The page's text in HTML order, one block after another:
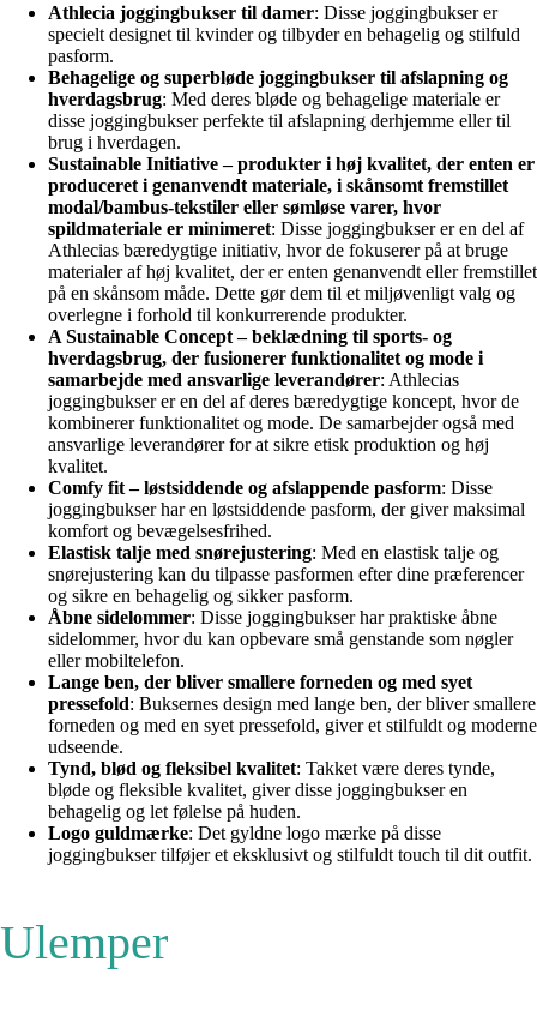
Athlecia joggingbukser til damer: Disse joggingbukser er
specielt designet til kvinder og tilbyder en behagelig og stilfuld
pasform.
Behagelige og superbløde joggingbukser til afslapning og
hverdagsbrug: Med deres bløde og behagelige materiale er
disse joggingbukser perfekte til afslapning derhjemme eller til
brug i hverdagen.
Sustainable Initiative – produkter i høj kvalitet, der enten er
produceret i genanvendt materiale, i skånsomt fremstillet
modal/bambus-tekstiler eller sømløse varer, hvor
spildmateriale er minimeret: Disse joggingbukser er en del af
Athlecias bæredygtige initiativ, hvor de fokuserer på at bruge
materialer af høj kvalitet, der er enten genanvendt eller fremstillet
på en skånsom måde. Dette gør dem til et miljøvenligt valg og
overlegne i forhold til konkurrerende produkter.
A Sustainable Concept – beklædning til sports- og
hverdagsbrug, der fusionerer funktionalitet og mode i
samarbejde med ansvarlige leverandører: Athlecias
joggingbukser er en del af deres bæredygtige koncept, hvor de
kombinerer funktionalitet og mode. De samarbejder også med
ansvarlige leverandører for at sikre etisk produktion og høj
kvalitet.
Comfy fit – løstsiddende og afslappende pasform: Disse
joggingbukser har en løstsiddende pasform, der giver maksimal
komfort og bevægelsesfrihed.
Elastisk talje med snørejustering: Med en elastisk talje og
snørejustering kan du tilpasse pasformen efter dine præferencer
og sikre en behagelig og sikker pasform.
Åbne sidelommer: Disse joggingbukser har praktiske åbne
sidelommer, hvor du kan opbevare små genstande som nøgler
eller mobiltelefon.
Lange ben, der bliver smallere forneden og med syet
pressefold: Buksernes design med lange ben, der bliver smallere
forneden og med en syet pressefold, giver et stilfuldt og moderne
udseende.
Tynd, blød og fleksibel kvalitet: Takket være deres tynde,
bløde og fleksible kvalitet, giver disse joggingbukser en
behagelig og let følelse på huden.
Logo guldmærke: Det gyldne logo mærke på disse
joggingbukser tilføjer et eksklusivt og stilfuldt touch til dit outfit.
Ulemper